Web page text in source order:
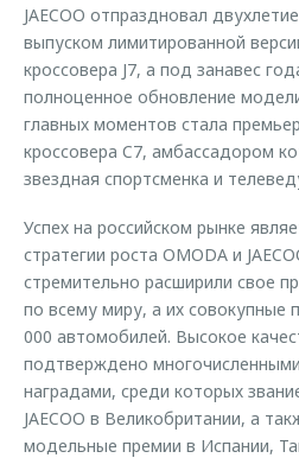
JAECOO отпраздновал
выпуском лимитированной
кроссовера J7, а под занавес
полноценное обновление
главных моментов стала
кроссовера C7, амбассадором
звездная спортсменка и
Успех на российском рынке
стратегии роста OMODA и
стремительно расширили свое
по всему миру, а их совокупные
000 автомобилей. Высокое
подтверждено
наградами, среди которых
JAECOO в Великобритании, а
модельные премии в Испании,